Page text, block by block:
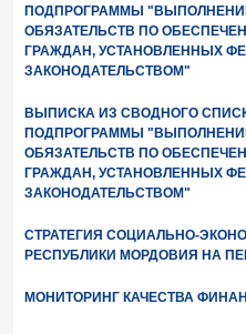
ПОДПРОГРАММЫ
ОБЯЗАТЕЛЬСТВ ПО
ГРАЖДАН, УСТАНОВЛЕННЫХ
ЗАКОНОДАТЕЛЬСТВОМ"
ВЫПИСКА ИЗ СВОДНОГО
ПОДПРОГРАММЫ
ОБЯЗАТЕЛЬСТВ ПО
ГРАЖДАН, УСТАНОВЛЕННЫХ
ЗАКОНОДАТЕЛЬСТВОМ"
СТРАТЕГИЯ СОЦИАЛЬНО-
РЕСПУБЛИКИ МОРДОВИЯ НА
МОНИТОРИНГ КАЧЕСТВА